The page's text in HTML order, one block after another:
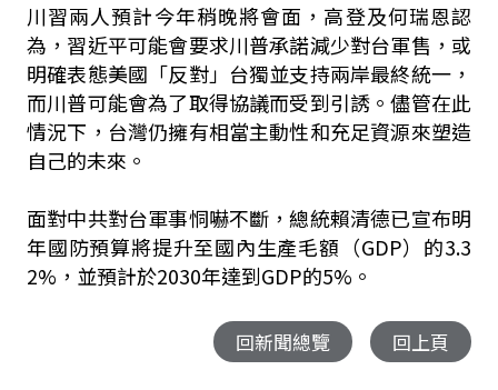
川習兩人預計今年稍晚將會面，高登及何瑞恩認
為，習近平可能會要求川普承諾減少對台軍售，或
明確表態美國「反對」台獨並支持兩岸最終統一，
而川普可能會為了取得協議而受到引誘。儘管在此
情況下，台灣仍擁有相當主動性和充足資源來塑造
自己的未來。
面對中共對台軍事恫嚇不斷，總統賴清德已宣布明
年國防預算將提升至國內生產毛額（GDP）的3.3
2%，並預計於2030年達到GDP的5%。
回新聞總覽 回上頁